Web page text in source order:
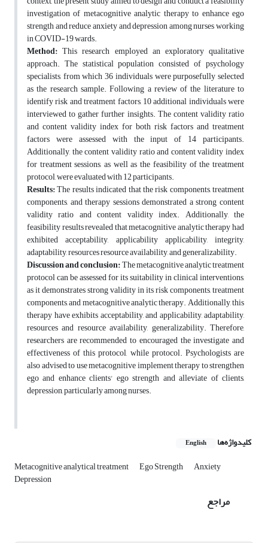
investigation of metacognitive analytic therapy to enhance ego
strength and reduce anxiety and depression among nurses working
in COVID-19 wards.
Method: This research employed an exploratory qualitative
approach. The statistical population consisted of psychology
specialists, from which 36 individuals were purposefully selected
as the research sample. Following a review of the literature to
identify risk and treatment factors, 10 additional individuals were
interviewed to gather further insights. The content validity ratio
and content validity index for both risk factors and treatment
factors were assessed with the input of 14 participants.
Additionally, the content validity ratio and content validity index
for treatment sessions, as well as the feasibility of the treatment
protocol, were evaluated with 12 participants.
Results:The results indicated that the risk components, treatment
components, and therapy sessions demonstrated a strong content
validity ratio and content validity index. Additionally, the
feasibility results revealed that metacognitive analytic therapy had
exhibited acceptability, applicability applicability, integrity,
adaptability, resources resource availability, and generalizability.
Discussion and conclusion:The metacognitive analytic treatment
protocol can be assessed for its suitability in clinical interventions,
as it demonstrates strong validity in its risk components, treatment
components, and metacognitive analytic therapy. Additionally, this
therapy have exhibits acceptability, and applicability, adaptability,
resources and resource availability, generalizability. Therefore,
researchers are recommended to encouraged the investigate and
effectiveness of this protocol, while protocol. Psychologists are
also advised to use metacognitive implement therapy to strengthen
ego and enhance clients' ego strength and alleviate of clients,
depression, particularly among nurses.
کلیدواژه‌ها English
Metacognitive analytical treatment Ego Strength Anxiety
Depression
مراجع